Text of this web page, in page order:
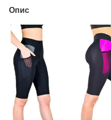
Опис